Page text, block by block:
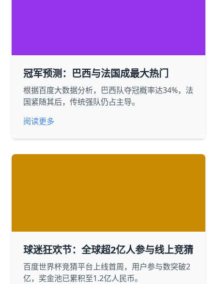
冠军预测：巴西与法国成最大热门
根据百度大数据分析，巴西队夺冠概率达34%，法
国紧随其后，传统强队仍占主导。
阅读更多
球迷狂欢节：全球超2亿人参与线上竞猜
百度世界杯竞猜平台上线首周，用户参与数突破2
亿，奖金池已累积至1.2亿人民币。